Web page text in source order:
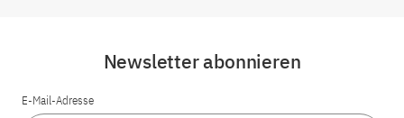
Newsletter abonnieren
E-Mail-Adresse